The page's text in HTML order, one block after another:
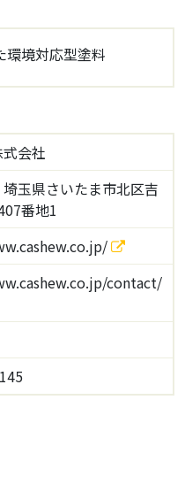
環境対応型塗料
会社
埼玉県さいたま市北区吉
番地1
contact/